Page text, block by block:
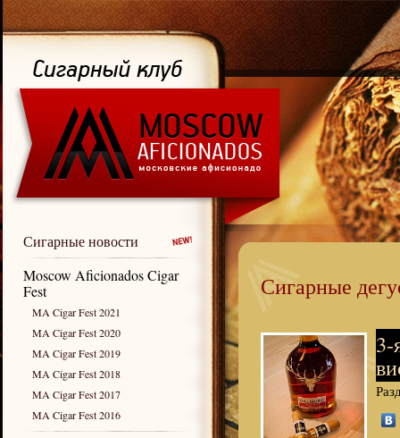
Сигарные новости
Moscow Aficionados Cigar
Fest
MA Cigar Fest 2021
MA Cigar Fest 2020
MA Cigar Fest 2019
MA Cigar Fest 2018
MA Cigar Fest 2017
MA Cigar Fest 2016
Сигарные
3-